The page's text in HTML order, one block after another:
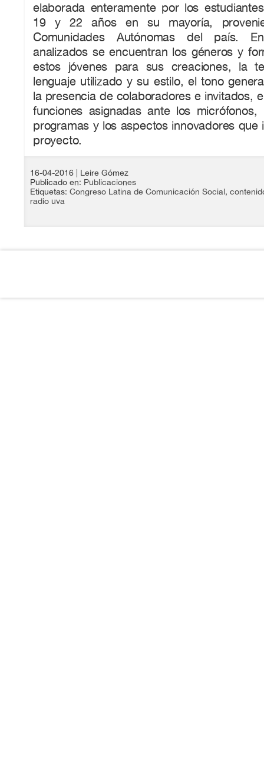
elaborada enteramente por los
19 y 22 años en su mayoría,
Comunidades Autónomas del país.
analizados se encuentran los géneros y
estos jóvenes para sus creaciones, la
lenguaje utilizado y su estilo, el tono
la presencia de colaboradores e invitados,
funciones asignadas ante los
programas y los aspectos innovadores que
proyecto.
16-04-2016
| Leire Gómez
Publicado en: Publicaciones
Etiquetas: Congreso Latina de Comunicación Social,
radio uva